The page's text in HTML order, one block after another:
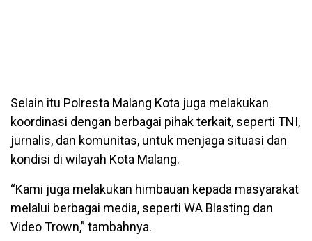
Selain itu Polresta Malang Kota juga melakukan
koordinasi dengan berbagai pihak terkait, seperti TNI,
jurnalis, dan komunitas, untuk menjaga situasi dan
kondisi di wilayah Kota Malang.
“Kami juga melakukan himbauan kepada masyarakat
melalui berbagai media, seperti WA Blasting dan
Video Trown,” tambahnya.